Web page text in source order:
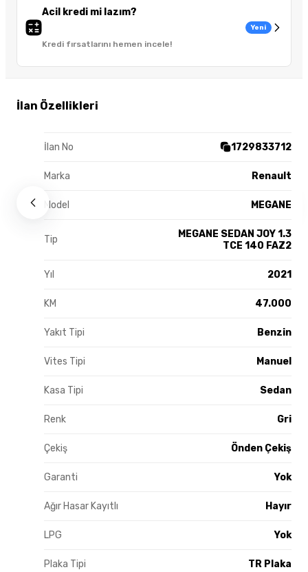
Acil kredi mi lazım?
Kredi fırsatlarını hemen incele!
Yeni
İlan Özellikleri
İlan No 1729833712
Marka Renault
Model MEGANE
Tip
MEGANE SEDAN JOY 1.3
TCE 140 FAZ2
Yıl 2021
KM 47.000
Yakıt Tipi Benzin
Vites Tipi Manuel
Kasa Tipi Sedan
Renk Gri
Çekiş Önden Çekiş
Garanti Yok
Ağır Hasar Kayıtlı Hayır
LPG Yok
Plaka Tipi TR Plaka